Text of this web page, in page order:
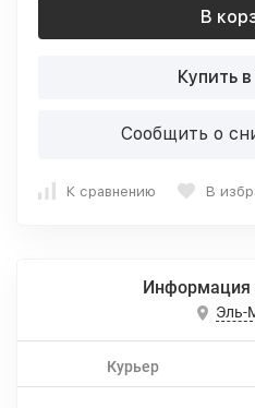
В
Купить
Сообщить о
К сравнению В
Информация
Эль-
Курьер